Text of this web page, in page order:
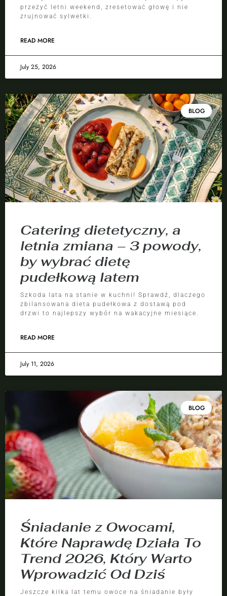
przeżyć letni weekend, zresetować głowę i nie
zrujnować sylwetki.
READ MORE
July 25, 2026
BLOG
Catering dietetyczny, a
letnia zmiana – 3 powody,
by wybrać dietę
pudełkową latem
Szkoda lata na stanie w kuchni! Sprawdź, dlaczego
zbilansowana dieta pudełkowa z dostawą pod
drzwi to najlepszy wybór na wakacyjne miesiące.
READ MORE
July 11, 2026
BLOG
Śniadanie z Owocami,
Które Naprawdę Działa To
Trend 2026, Który Warto
Wprowadzić Od Dziś
Jeszcze kilka lat temu owoce na śniadanie były